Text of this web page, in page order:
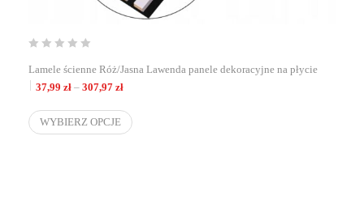
Lamele ścienne Róż/Jasna Lawenda panele dekoracyjne na płycie
37,99 zł – 307,97 złZakres cen: od 37,99 zł do 307,97 zł
WYBIERZ OPCJE